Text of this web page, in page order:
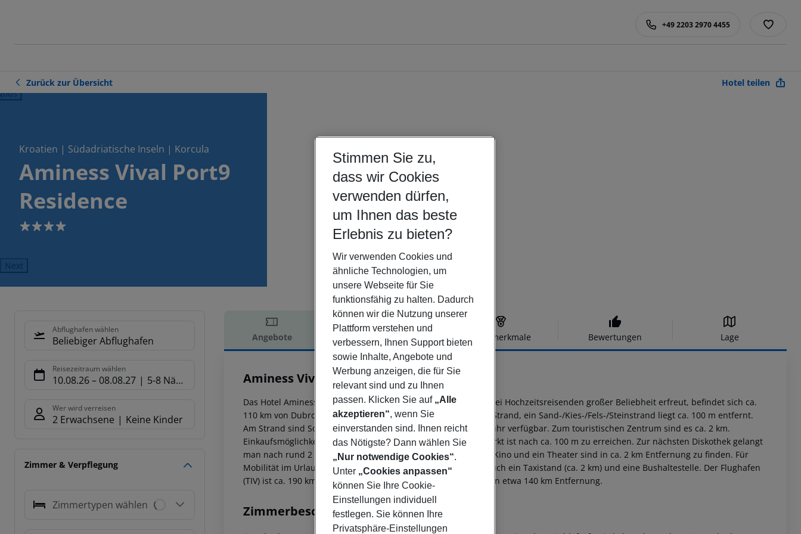
+49 2203 2970 4455
Zurück zur Übersicht Hotel teilen
Kroatien | Südadriatische Inseln | Korcula
Aminess Vival Port9
Residence
4
Next
Abflughafen wählen
Beliebiger Abflughafen
Reisezeitraum wählen
10.08.26– 08.08.27 5-8 Nächte
Wer wird verreisen
2 Erwachsene Keine Kinder
Zimmer & Verpflegung
Zimmertypen wählen
Angebote Hotelbeschreibung Hotelmerkmale Bewertungen Lage
Hotelbeschreibung
Aminess Vival Port9 Residence
4
Das Hotel Aminess Vival Port9 Residence, das sich besonders bei Hochzeitsreisenden großer Beliebheit erfreut, befindet sich ca.
110 km von Dubrovnik entfernt (Split ca. 220 km). Der nächste Strand, ein Sand-/Kies-/Fels-/Steinstrand liegt ca. 100 m entfernt.
Am Strand sind Sonnenliegen und Sonnenschirme gegen Gebühr verfügbar. Zum touristischen Zentrum sind es ca. 2 km.
Einkaufsmöglichkeiten liegen ca. 2 km vom Hotel, ein Supermarkt ist nach ca. 100 m zu erreichen. Zur nächsten Diskothek gelangt
man nach rund 2 km. Weitere Unterhaltungsangebote wie ein Kino und ein Theater sind in ca. 2 km Entfernung zu finden. Für
Mobilität im Urlaub sorgen neben einem Mietwagen-Verleih auch ein Taxistand (ca. 2 km) und eine Bushaltestelle. Der Flughafen
(TIV) ist ca. 190 km entfernt. Ein weiterer Flughafen (DBV) liegt in etwa 140 km Entfernung.
Zimmerbeschreibung
Stimmen Sie zu,
dass wir Cookies
verwenden dürfen,
um Ihnen das beste
Erlebnis zu bieten?
Wir verwenden Cookies und
ähnliche Technologien, um
unsere Webseite für Sie
funktionsfähig zu halten. Dadurch
können wir die Nutzung unserer
Plattform verstehen und
verbessern, Ihnen Support bieten
sowie Inhalte, Angebote und
Werbung anzeigen, die für Sie
relevant sind und zu Ihnen
passen. Klicken Sie auf „Alle
akzeptieren“, wenn Sie
einverstanden sind. Ihnen reicht
das Nötigste? Dann wählen Sie
„Nur notwendige Cookies“.
Unter „Cookies anpassen“
können Sie Ihre Cookie-
Einstellungen individuell
festlegen. Sie können Ihre
Privatsphäre-Einstellungen